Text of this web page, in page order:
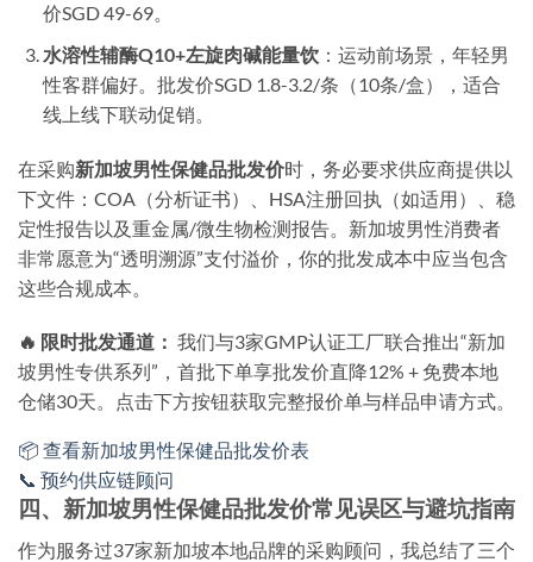
价SGD 49-69。
水溶性辅酶Q10+左旋肉碱能量饮：运动前场景，年轻男
性客群偏好。批发价SGD 1.8-3.2/条（10条/盒），适合
线上线下联动促销。
在采购新加坡男性保健品批发价时，务必要求供应商提供以
下文件：COA（分析证书）、HSA注册回执（如适用）、稳
定性报告以及重金属/微生物检测报告。新加坡男性消费者
非常愿意为“透明溯源”支付溢价，你的批发成本中应当包含
这些合规成本。
🔥 限时批发通道： 我们与3家GMP认证工厂联合推出“新加
坡男性专供系列”，首批下单享批发价直降12% + 免费本地
仓储30天。点击下方按钮获取完整报价单与样品申请方式。
📦 查看新加坡男性保健品批发价表
📞 预约供应链顾问
四、新加坡男性保健品批发价常见误区与避坑指南
作为服务过37家新加坡本地品牌的采购顾问，我总结了三个